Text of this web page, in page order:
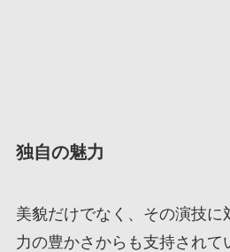
独自の魅力
美貌だけでなく、その演技に
力の豊かさからも支持されて